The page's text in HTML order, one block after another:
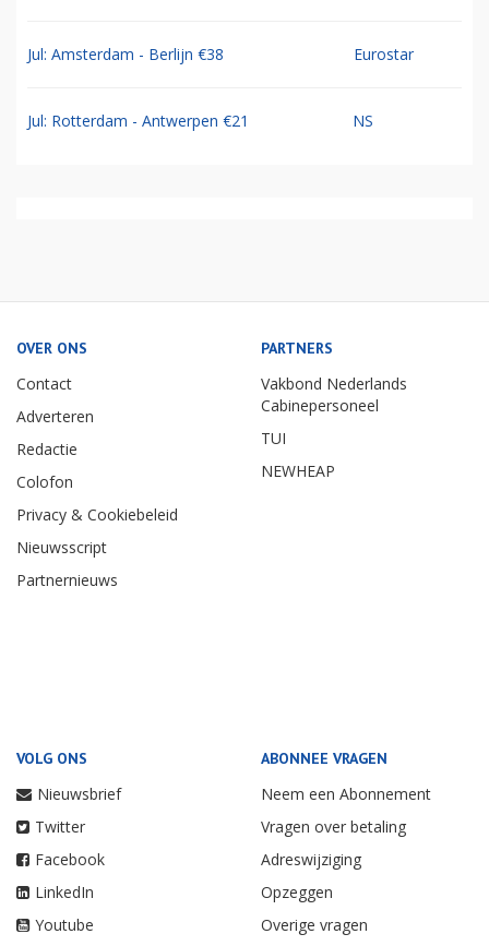
Jul: Amsterdam - Berlijn €38 Eurostar
Jul: Rotterdam - Antwerpen €21 NS
OVER ONS
Contact
Adverteren
Redactie
Colofon
Privacy & Cookiebeleid
Nieuwsscript
Partnernieuws
PARTNERS
Vakbond Nederlands
Cabinepersoneel
TUI
NEWHEAP
VOLG ONS
Nieuwsbrief
Twitter
Facebook
LinkedIn
Youtube
ABONNEE VRAGEN
Neem een Abonnement
Vragen over betaling
Adreswijziging
Opzeggen
Overige vragen